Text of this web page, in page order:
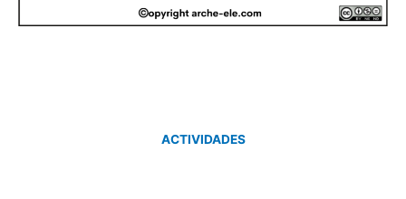
ACTIVIDADES